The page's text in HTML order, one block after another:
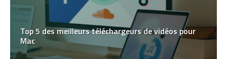
Top 5 des meilleurs téléchargeurs de vidéos pour
Mac